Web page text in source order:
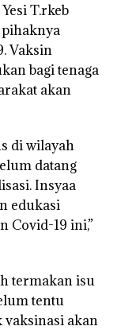
T.rkeb
Vaksin
bagi tenaga
akan
di wilayah
datang
Insyaa
edukasi
Covid-19 ini,”
termakan isu
tentu
vaksinasi akan